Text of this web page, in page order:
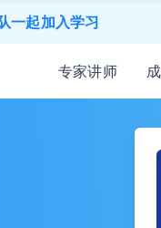
一起加入学习
策均在这里能找到
成长型企业所有岗位
你带团队一起免费学习
行业AI人才！
招募！
专家讲师